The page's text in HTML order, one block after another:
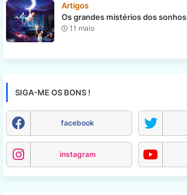
Artigos
Os grandes mistérios dos
11 maio
SIGA-ME OS BONS !
facebook
instagram